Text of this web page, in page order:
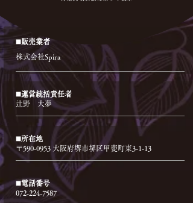
◼️販売業者
株式会社Spira
◼️運営統括責任者
辻野 大夢
◼️所在地
〒590-0953 大阪府堺市堺区甲斐町東3-1-13
◼️電話番号
072-224-7587